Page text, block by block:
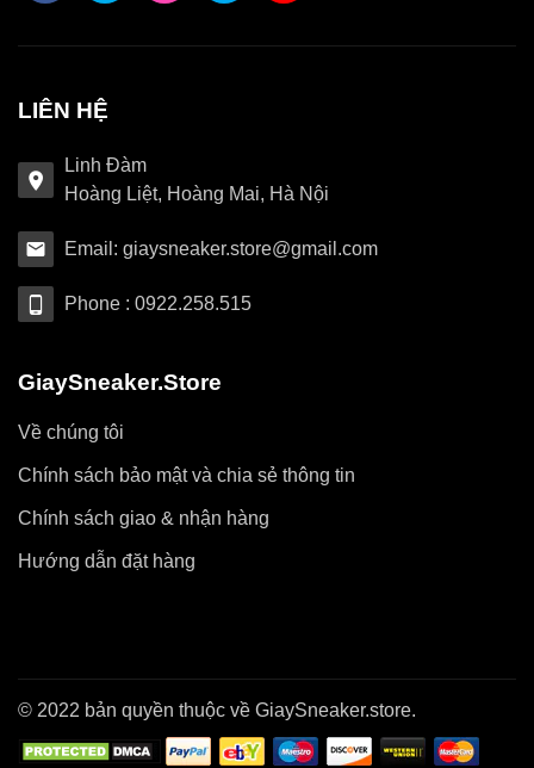
LIÊN HỆ
Linh Đàm
Hoàng Liệt, Hoàng Mai, Hà Nội
Email: giaysneaker.store@gmail.com
Phone : 0922.258.515
GiaySneaker.Store
Về chúng tôi
Chính sách bảo mật và chia sẻ thông tin
Chính sách giao & nhận hàng
Hướng dẫn đặt hàng
© 2022 bản quyền thuộc về GiaySneaker.store.